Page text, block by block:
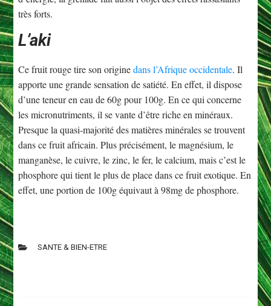
très forts.
L’aki
Ce fruit rouge tire son originedans l’Afrique occidentale. Il
apporte une grande sensation de satiété. En effet, il dispose
d’une teneur en eau de 60g pour 100g. En ce qui concerne
les micronutriments, il se vante d’être riche en minéraux.
Presque la quasi-majorité des matières minérales se trouvent
dans ce fruit africain. Plus précisément, le magnésium, le
manganèse, le cuivre, le zinc, le fer, le calcium, mais c’est le
phosphore qui tient le plus de place dans ce fruit exotique. En
effet, une portion de 100g équivaut à 98mg de phosphore.
SANTE & BIEN-ETRE